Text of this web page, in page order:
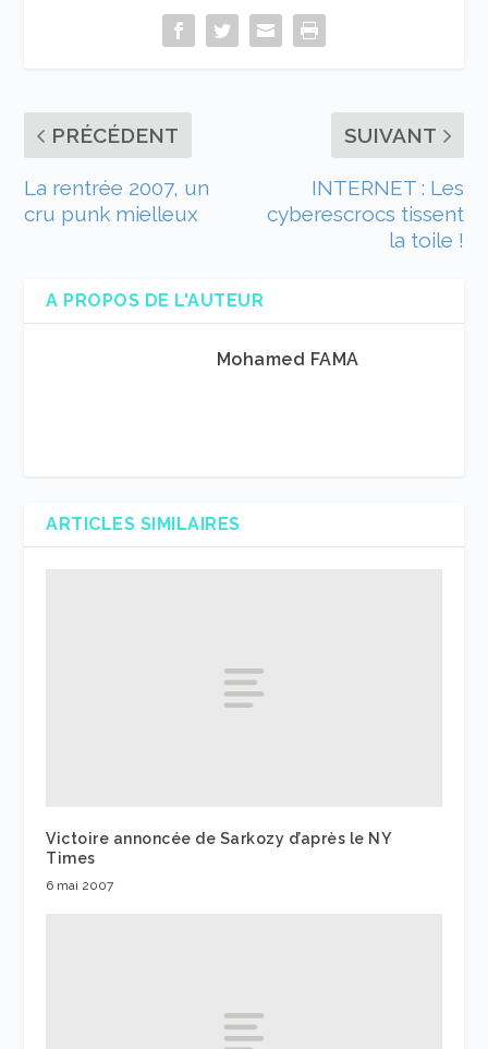
PRÉCÉDENT
La rentrée 2007, un
cru punk mielleux
SUIVANT
INTERNET : Les
cyberescrocs tissent
la toile !
A PROPOS DE L'AUTEUR
Mohamed FAMA
ARTICLES SIMILAIRES
Victoire annoncée de Sarkozy d’après le NY
Times
6 mai 2007